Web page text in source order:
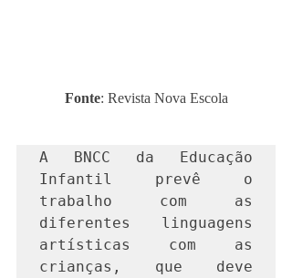
Fonte: Revista Nova Escola
A BNCC da Educação
Infantil prevê o
trabalho com as
diferentes linguagens
artísticas com as
crianças, que deve